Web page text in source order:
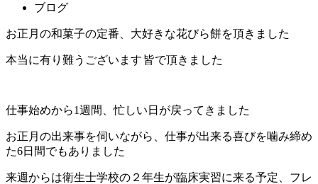
ブログ
お正月の和菓子の定番、大好きな花びら餅を頂きました
本当に有り難うございます 皆で頂きました
仕事始めから1週間、忙しい日が戻ってきました
お正月の出来事を伺いながら、仕事が出来る喜びを噛み締め
た6日間でもありました
来週からは衛生士学校の２年生が臨床実習に来る予定、フレ